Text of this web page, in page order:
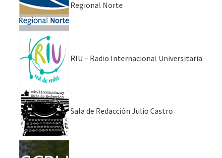
Regional Norte
RIU – Radio Internacional Universitaria
Sala de Redacción Julio Castro